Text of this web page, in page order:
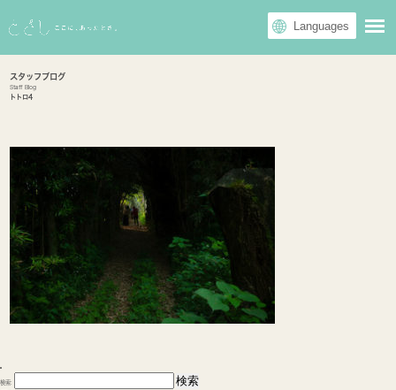
スタッフブログ
Staff Blog
トトロ4
検索: